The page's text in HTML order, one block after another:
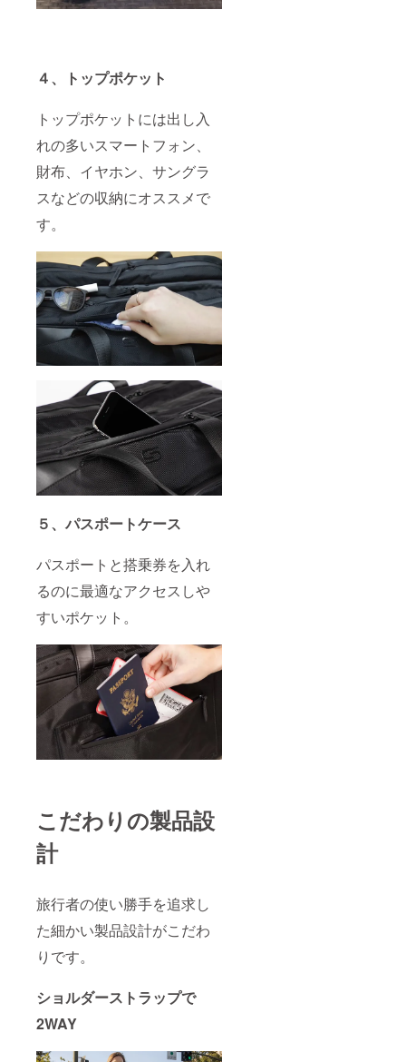
４、トップポケット
トップポケットには出し入
れの多いスマートフォン、
財布、イヤホン、サングラ
スなどの収納にオススメで
す。
５、パスポートケース
パスポートと搭乗券を入れ
るのに最適なアクセスしや
すいポケット。
こだわりの製品設
計
旅行者の使い勝手を追求し
た細かい製品設計がこだわ
りです。
ショルダーストラップで
2WAY